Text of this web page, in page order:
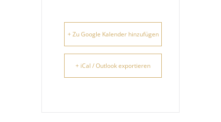
+ Zu Google Kalender hinzufügen
+ iCal / Outlook exportieren